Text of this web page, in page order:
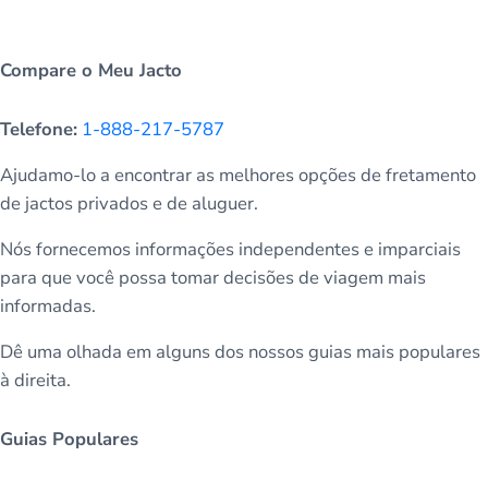
Compare o Meu Jacto
Telefone: 1-888-217-5787
Ajudamo-lo a encontrar as melhores opções de fretamento
de jactos privados e de aluguer.
Nós fornecemos informações independentes e imparciais
para que você possa tomar decisões de viagem mais
informadas.
Dê uma olhada em alguns dos nossos guias mais populares
à direita.
Guias Populares